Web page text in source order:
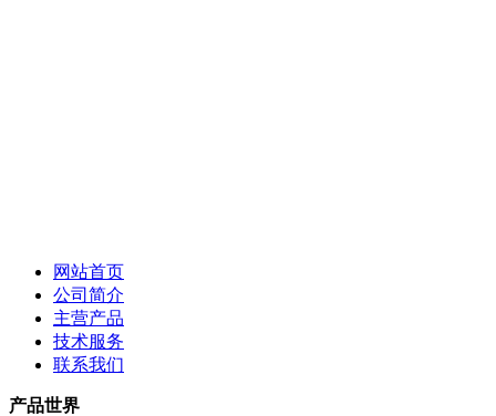
网站首页
公司简介
主营产品
技术服务
联系我们
产品世界